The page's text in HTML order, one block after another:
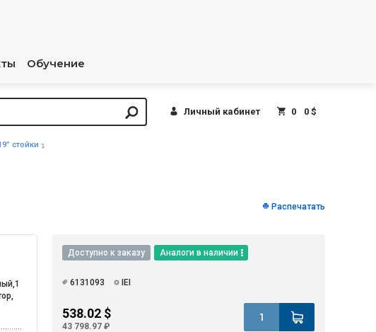
Обучение
Личный кабинет 0 0 $
стойки
Распечатать
Доступно к заказу Аналоги в наличии
6131093 IEI
538.02 $
43 798.97 ₽